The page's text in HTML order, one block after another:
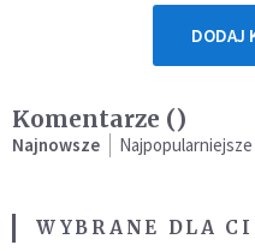
DODAJ
Komentarze ()
Najnowsze Najpopularniejsze
WYBRANE DLA